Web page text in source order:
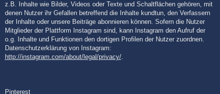
z.B. Inhalte wie Bilder, Videos oder Texte und Schaltflächen gehören, mit
denen Nutzer ihr Gefallen betreffend die Inhalte kundtun, den Verfassern
der Inhalte oder unsere Beiträge abonnieren können. Sofern die Nutzer
Mitglieder der Plattform Instagram sind, kann Instagram den Aufruf der
o.g. Inhalte und Funktionen den dortigen Profilen der Nutzer zuordnen.
Datenschutzerklärung von Instagram:
http://instagram.com/about/legal/privacy/.
Pinterest